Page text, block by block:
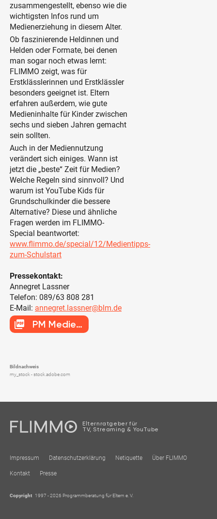
zusammengestellt, ebenso wie die
wichtigsten Infos rund um
Medienerziehung in diesem Alter.
Ob faszinierende Heldinnen und
Helden oder Formate, bei denen
man sogar noch etwas lernt:
FLIMMO zeigt, was für
Erstklässlerinnen und Erstklässler
besonders geeignet ist. Eltern
erfahren außerdem, wie gute
Medieninhalte für Kinder zwischen
sechs und sieben Jahren gemacht
sein sollten.
Auch in der Mediennutzung
verändert sich einiges. Wann ist
jetzt die „beste“ Zeit für Medien?
Welche Regeln sind sinnvoll? Und
warum ist YouTube Kids für
Grundschulkinder die bessere
Alternative? Diese und ähnliche
Fragen werden im FLIMMO-
Special beantwortet:
www.flimmo.de/special/12/Medientipps-
zum-Schulstart
Pressekontakt:
Annegret Lassner
Telefon: 089/63 808 281
E-Mail: annegret.lassner@blm.de
picture_as_pdf PM Medientipps zum Schulstart
Bildnachweis
my_stock - stock.adobe.com
Elternratgeber für
TV, Streaming & YouTube
Impressum Datenschutzerklärung Netiquette Über FLIMMO
Kontakt Presse
Copyright 1997 - 2026 Programmberatung für Eltern e. V.